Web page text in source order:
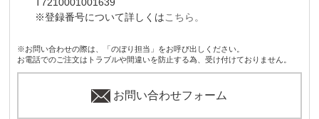
※登録番号について詳しくはこちら。
※お問い合わせの際は、「のぼり担当」をお呼び出しください。
お電話でのご注文はトラブルや間違いを防止する為、受け付けておりません。
お問い合わせフォーム